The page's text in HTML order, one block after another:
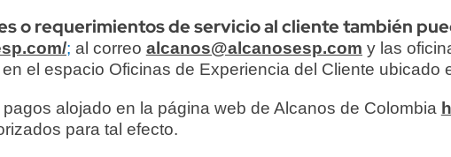
o requerimientos de servicio al cliente también
; al correo alcanos@alcanosesp.com y las
en el espacio Oficinas de Experiencia del Cliente ubicado
alojado en la página web de Alcanos de Colombia
para tal efecto.